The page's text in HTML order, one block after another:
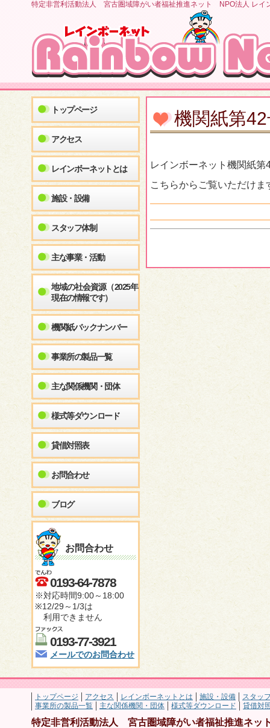
特定非営利活動法人 宮古圏域障がい者福祉推進ネット NPO法人 レイ
トップページ
アクセス
レインボーネットとは
施設・設備
スタッフ体制
主な事業・活動
地域の社会資源（2025年
現在の情報です）
機関紙バックナンバー
事業所の製品一覧
主な関係機関・団体
様式等ダウンロード
貸借対照表
お問合わせ
ブログ
お問合わせ
0193-64-7878
※対応時間9:00～18:00
※12/29～1/3は
利用できません
0193-77-3921
メールでのお問合わせ
機関紙第
レインボーネット機関紙
こちらからご覧いただけ
トップページ アクセス レインボーネットとは 施設・設備
スタッ
事業所の製品一覧
主な関係機関・団体 様式等ダウンロード 貸借対
特定非営利活動法人 宮古圏域障がい者福祉推進ネッ